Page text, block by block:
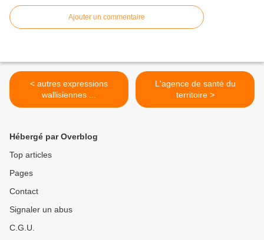
Ajouter un commentaire
< autres expressions
wallisiennes ...
L'agence de santé du
territoire >
Hébergé par Overblog
Top articles
Pages
Contact
Signaler un abus
C.G.U.